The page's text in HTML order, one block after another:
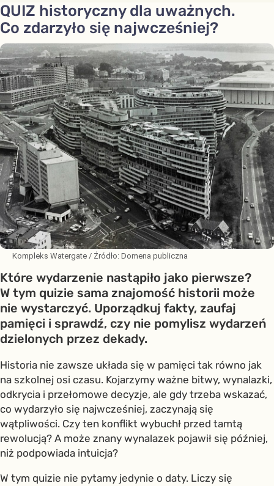
QUIZ historyczny dla uważnych.
Co zdarzyło się najwcześniej?
Kompleks Watergate / Źródło: Domena publiczna
Które wydarzenie nastąpiło jako pierwsze?
W tym quizie sama znajomość historii może
nie wystarczyć. Uporządkuj fakty, zaufaj
pamięci i sprawdź, czy nie pomylisz wydarzeń
dzielonych przez dekady.
Historia nie zawsze układa się w pamięci tak równo jak
na szkolnej osi czasu. Kojarzymy ważne bitwy, wynalazki,
odkrycia i przełomowe decyzje, ale gdy trzeba wskazać,
co wydarzyło się najwcześniej, zaczynają się
wątpliwości. Czy ten konflikt wybuchł przed tamtą
rewolucją? A może znany wynalazek pojawił się później,
niż podpowiada intuicja?
W tym quizie nie pytamy jedynie o daty. Liczy się